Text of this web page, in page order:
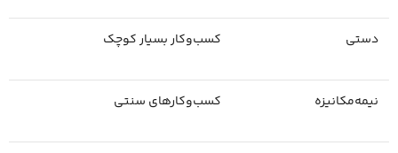
دستی کسب‌وکار بسیار کوچک
نیمه‌مکانیزه کسب‌وکارهای سنتی